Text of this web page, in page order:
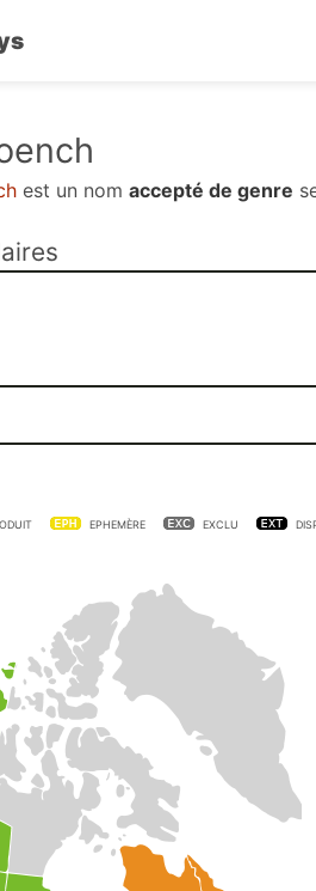
est un nom accepté de genre
EPHEMÈRE EXCLU